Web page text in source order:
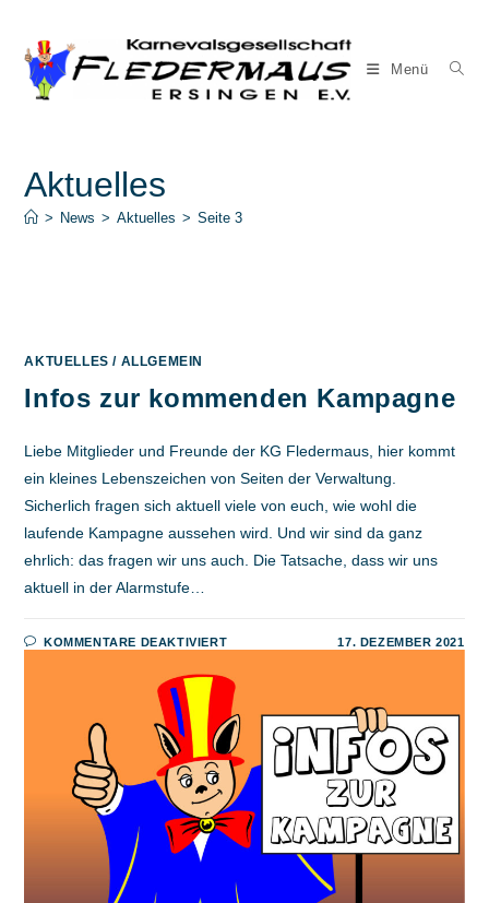
springen
Menü
Aktuelles
> News > Aktuelles > Seite 3
AKTUELLES / ALLGEMEIN
Infos zur kommenden Kampagne
Liebe Mitglieder und Freunde der KG Fledermaus, hier kommt
ein kleines Lebenszeichen von Seiten der Verwaltung.
Sicherlich fragen sich aktuell viele von euch, wie wohl die
laufende Kampagne aussehen wird. Und wir sind da ganz
ehrlich: das fragen wir uns auch. Die Tatsache, dass wir uns
aktuell in der Alarmstufe…
KOMMENTARE DEAKTIVIERTFÜR
INFOS
KOMMENDEN
KAMPAGNE
17. DEZEMBER 2021